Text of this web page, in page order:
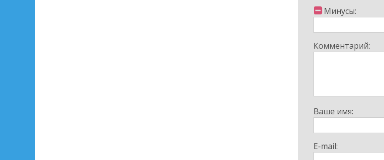
Минусы:
Комментарий:
Ваше имя:
E-mail: